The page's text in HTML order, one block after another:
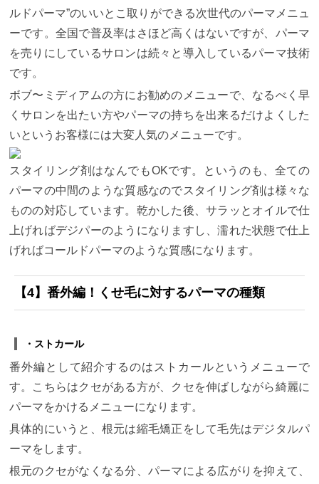
ルドパーマ”のいいとこ取りができる次世代のパーマメニュ
ーです。全国で普及率はさほど高くはないですが、パーマ
を売りにしているサロンは続々と導入しているパーマ技術
です。
ボブ〜ミディアムの方にお勧めのメニューで、なるべく早
くサロンを出たい方やパーマの持ちを出来るだけよくした
いというお客様には大変人気のメニューです。
スタイリング剤はなんでもOKです。というのも、全ての
パーマの中間のような質感なのでスタイリング剤は様々な
ものの対応しています。乾かした後、サラッとオイルで仕
上げればデジパーのようになりますし、濡れた状態で仕上
げればコールドパーマのような質感になります。
【4】 番外編！くせ毛に対するパーマの種類
・ストカール
番外編として紹介するのはストカールというメニューで
す。こちらはクセがある方が、クセを伸ばしながら綺麗に
パーマをかけるメニューになります。
具体的にいうと、根元は縮毛矯正をして毛先はデジタルパ
ーマをします。
根元のクセがなくなる分、パーマによる広がりを抑えて、